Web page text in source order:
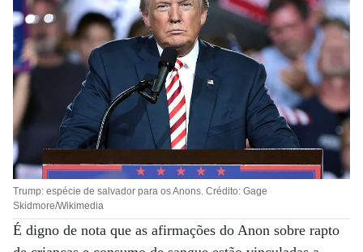
Trump: espécie de salvador para os Anons. Crédito: Gage
Skidmore/Wikimedia
É digno de nota que as afirmações do Anon sobre rapto